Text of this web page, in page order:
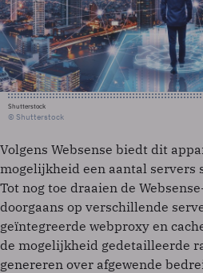
Shutterstock
© Shutterstock
Volgens Websense biedt dit
mogelijkheid een aantal servers
Tot nog toe draaien de
doorgaans op verschillende
geïntegreerde webproxy en
de mogelijkheid gedetailleerde
genereren over afgewende